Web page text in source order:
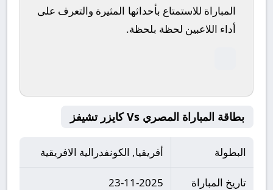
المباراة للاستمتاع بأحداثها المثيرة والتعرف على
أداء اللاعبين لحظة بلحظة.
بطاقة المباراة المصري Vs كايزر تشيفز
البطولة أفريقيا, الكونفدرالية الافريقية
تاريخ المباراة 23-11-2025